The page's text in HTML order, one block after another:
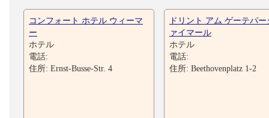
コンフォート ホテル ウィーマ
ー
ホテル
電話:
住所: Ernst-Busse-Str. 4
ドリント アム ゲーテパー
ァイマール
ホテル
電話:
住所: Beethovenplatz 1-2